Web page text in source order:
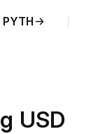
USD